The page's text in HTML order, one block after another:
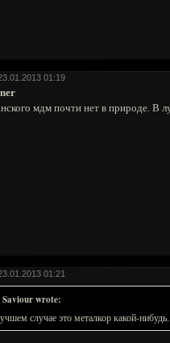
01:19
мдм почти нет в природе. В
01:21
Saviour wrote:
случае это металкор какой-нибудь.